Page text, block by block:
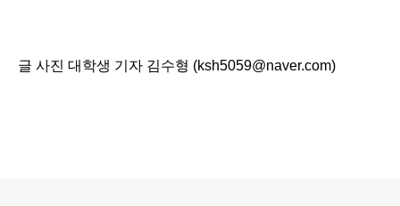
글 사진 대학생 기자 김수형 (ksh5059@naver.com)